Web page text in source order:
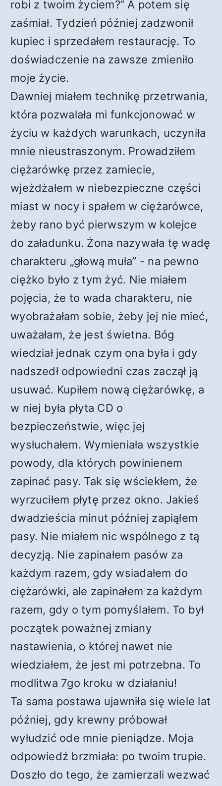
robi z twoim życiem?” A potem się
zaśmiał. Tydzień później zadzwonił
kupiec i sprzedałem restaurację. To
doświadczenie na zawsze zmieniło
moje życie.
Dawniej miałem technikę przetrwania,
która pozwalała mi funkcjonować w
życiu w każdych warunkach, uczyniła
mnie nieustraszonym. Prowadziłem
ciężarówkę przez zamiecie,
wjeżdżałem w niebezpieczne części
miast w nocy i spałem w ciężarówce,
żeby rano być pierwszym w kolejce
do załadunku. Żona nazywała tę wadę
charakteru „głową muła” - na pewno
ciężko było z tym żyć. Nie miałem
pojęcia, że to wada charakteru, nie
wyobrażałam sobie, żeby jej nie mieć,
uważałam, że jest świetna. Bóg
wiedział jednak czym ona była i gdy
nadszedł odpowiedni czas zaczął ją
usuwać. Kupiłem nową ciężarówkę, a
w niej była płyta CD o
bezpieczeństwie, więc jej
wysłuchałem. Wymieniała wszystkie
powody, dla których powinienem
zapinać pasy. Tak się wściekłem, że
wyrzuciłem płytę przez okno. Jakieś
dwadzieścia minut później zapiąłem
pasy. Nie miałem nic wspólnego z tą
decyzją. Nie zapinałem pasów za
każdym razem, gdy wsiadałem do
ciężarówki, ale zapinałem za każdym
razem, gdy o tym pomyślałem. To był
początek poważnej zmiany
nastawienia, o której nawet nie
wiedziałem, że jest mi potrzebna. To
modlitwa 7go kroku w działaniu!
Ta sama postawa ujawniła się wiele lat
później, gdy krewny próbował
wyłudzić ode mnie pieniądze. Moja
odpowiedź brzmiała: po twoim trupie.
Doszło do tego, że zamierzali wezwać